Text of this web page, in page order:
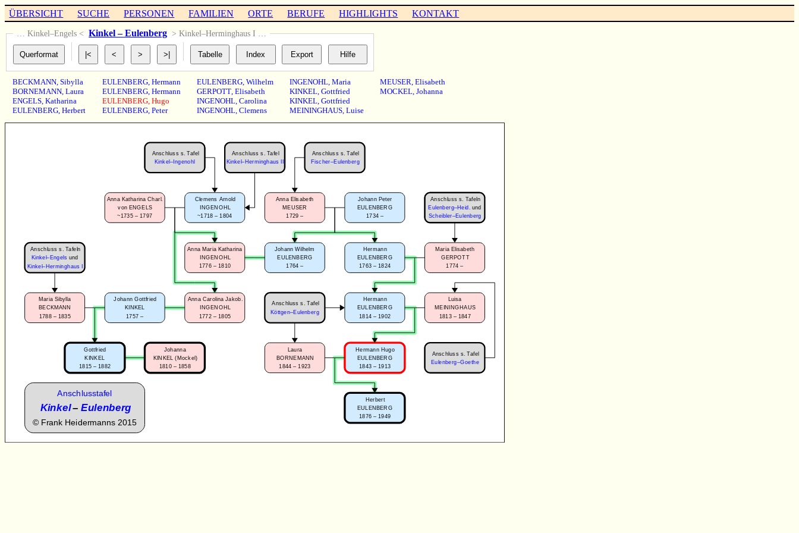
ÜBERSICHT SUCHE PERSONEN FAMILIEN ORTE BERUFE HIGHLIGHTS KONTAKT
… Kinkel–Engels < Kinkel – Eulenberg > Kinkel–Herminghaus I …
BECKMANN,Sibylla
BORNEMANN,Laura
ENGELS,Katharina
EULENBERG,Herbert
EULENBERG, Hermann
EULENBERG, Hermann
EULENBERG, Hugo
EULENBERG, Peter
EULENBERG, Wilhelm
GERPOTT, Elisabeth
INGENOHL, Carolina
INGENOHL, Clemens
INGENOHL, Maria
KINKEL, Gottfried
KINKEL, Gottfried
MEININGHAUS, Luise
MEUSER, Elisabeth
MOCKEL, Johanna
Anschluss s. Tafel
Fischer–Eulenberg
Anna Elisabeth
MEUSER
1729 –
Johann Peter
EULENBERG
1734 –
Hermann
EULENBERG
1814 – 1902
Luisa
MEININGHAUS
1813 – 1847
Hermann Hugo
EULENBERG
1843 – 1913
Laura
BORNEMANN
1844 – 1923
Herbert
EULENBERG
1876 – 1949
Hermann
EULENBERG
1763 – 1824
Maria Elisabeth
GERPOTT
1774 –
Anschluss s. Tafel
Köttgen–Eulenberg
Anschluss s. Tafel
Eulenberg–Goethe
Anschlusstafel
Kinkel–Eulenberg
© Frank Heidermanns 2015
Anschluss s. Tafeln
Eulenberg–Heid.und
Scheibler–Eulenberg
Johann Gottfried
KINKEL
1757 –
Anna Carolina Jakob.
INGENOHL
1772 – 1805
Maria Sibylla
BECKMANN
1788 – 1835
Gottfried
KINKEL
1815 – 1882
Johanna
KINKEL (Mockel)
1810 – 1858
Anschluss s. Tafel
Kinkel–Herminghaus II
Clemens Arnold
INGENOHL
~1718 – 1804
Anna Katharina Charl.
von ENGELS
~1735 – 1797
Johann Wilhelm
EULENBERG
1764 –
Anna Maria Katharina
INGENOHL
1776 – 1810
Anschluss s. Tafeln
Kinkel–Engels und
Kinkel–Herminghaus I
Anschluss s. Tafel
Kinkel–Ingenohl